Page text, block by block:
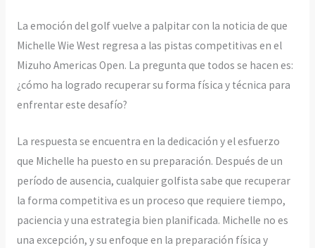
La emoción del golf vuelve a palpitar con la noticia de que
Michelle Wie West regresa a las pistas competitivas en el
Mizuho Americas Open. La pregunta que todos se hacen es:
¿cómo ha logrado recuperar su forma física y técnica para
enfrentar este desafío?
La respuesta se encuentra en la dedicación y el esfuerzo
que Michelle ha puesto en su preparación. Después de un
período de ausencia, cualquier golfista sabe que recuperar
la forma competitiva es un proceso que requiere tiempo,
paciencia y una estrategia bien planificada. Michelle no es
una excepción, y su enfoque en la preparación física y